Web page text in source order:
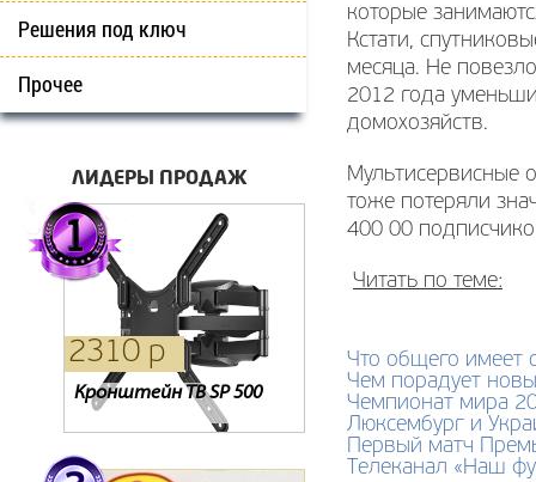
Решения под ключ
Прочее
ЛИДЕРЫ ПРОДАЖ
1530 р
Ресивер ORIEL 751
2310 р
Кронштейн ТВ SP 500
1090 р
Кронштейн SP 400
которые
Кстати,
месяца. Не
2012 года
домохозяйств.
Мультисервисные
тоже потеряли
400 00
Читать по теме:
Что общего имеет
Чем порадует
Чемпионат мира
Люксембург и
Первый матч
Телеканал «Наш